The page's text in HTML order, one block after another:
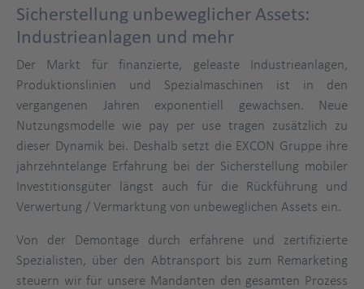
Sicherstellung unbeweglicher Assets:
Industrieanlagen und mehr
Der Markt für finanzierte, geleaste Industrieanlagen,
Produktionslinien und Spezialmaschinen ist in den
vergangenen Jahren exponentiell gewachsen. Neue
Nutzungsmodelle wie pay per use tragen zusätzlich zu
dieser Dynamik bei. Deshalb setzt die EXCON Gruppe ihre
jahrzehntelange Erfahrung bei der Sicherstellung mobiler
Investitionsgüter längst auch für die Rückführung und
Verwertung / Vermarktung von unbeweglichen Assets ein.
Von der Demontage durch erfahrene und zertifizierte
Spezialisten, über den Abtransport bis zum Remarketing
steuern wir für unsere Mandanten den gesamten Prozess